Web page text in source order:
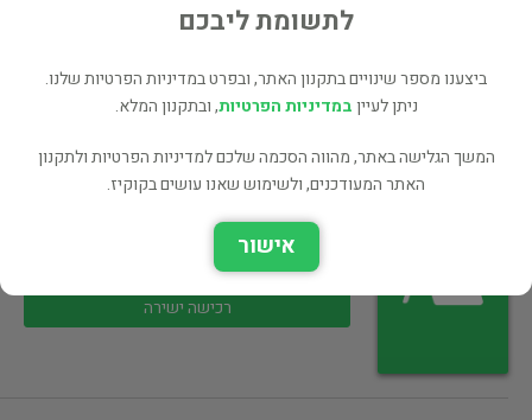
24 ₪
קלמנסו והרפובליקה השלישית
ספרות יפה
רכישה ישירה
לתשומת ליבכם
ביצענו מספר שינויים בתקנון האתר, ובפרט במדיניות הפרטיות שלנו.
ניתן לעייןבמדיניות הפרטיות, ובתקנון המלא.
המשך הגלישה באתר, מהווה הסכמה שלכם למדיניות הפרטיות ולתקנון
האתר המעודכנים, ולשימוש שאנו עושים בקוקיז.
אישור